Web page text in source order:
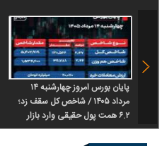
پایان بورس امروز چهارشنبه ۱۴
مرداد ۱۴۰۵ / شاخص کل سقف زد؛
۶.۲ همت پول حقیقی وارد بازار